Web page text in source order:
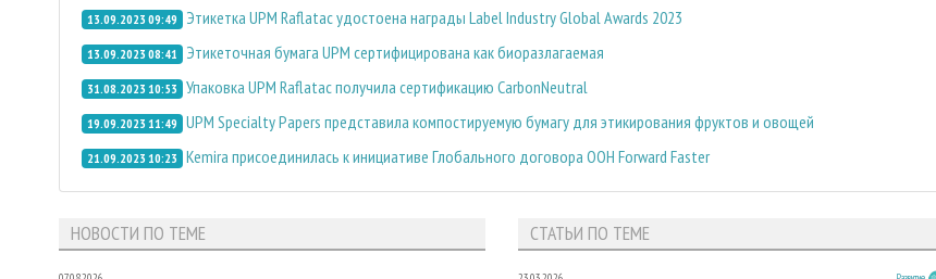
13.09.2023 09:49 Этикетка UPM Raflatac удостоена награды Label Industry Global Awards 2023
13.09.2023 08:41 Этикеточная бумага UPM сертифицирована как биоразлагаемая
31.08.2023 10:53 Упаковка UPM Raflatac получила сертификацию CarbonNeutral
19.09.2023 11:49 UPM Specialty Papers представила компостируемую бумагу для этикирования фруктов и овощей
21.09.2023 10:23 Kemira присоединилась к инициативе Глобального договора ООН Forward Faster
НОВОСТИ ПО ТЕМЕ СТАТЬИ ПО ТЕМЕ